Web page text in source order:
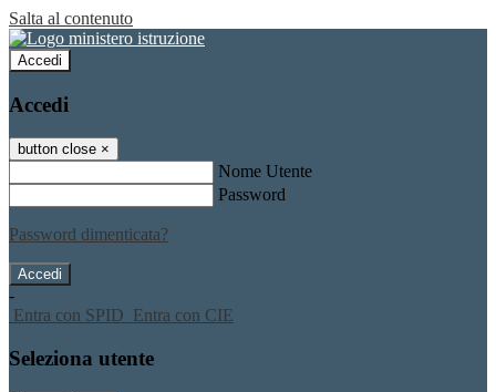
Salta al contenuto
Accedi
Accedi
button close ×
Nome Utente
Password
Password dimenticata?
-
Entra con SPID Entra con CIE
Seleziona utente